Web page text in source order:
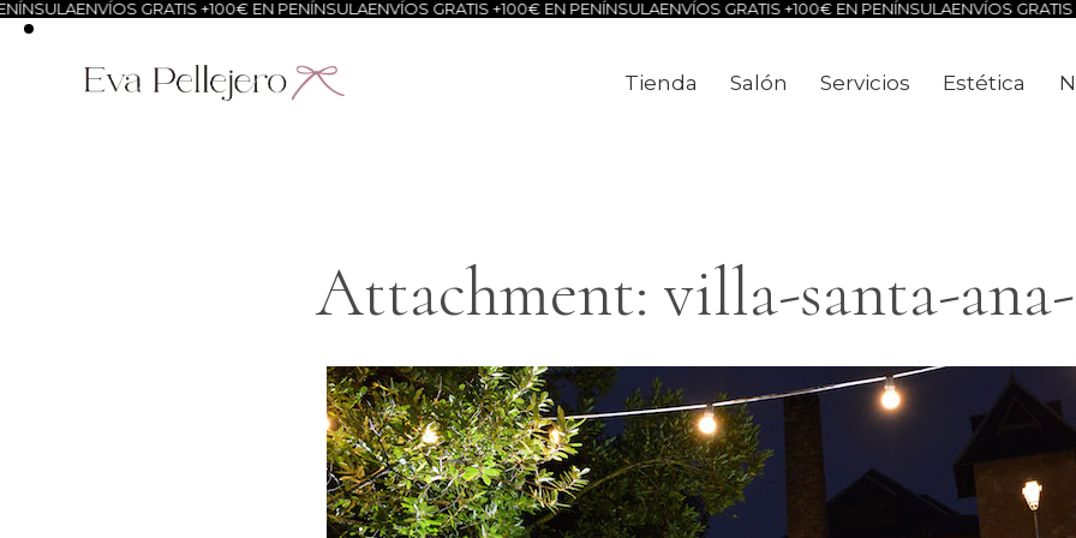
ENVÍOS GRATIS +100€ EN PENÍNSULAENVÍOS GRATIS +100€ EN PENÍNSULAENVÍOS GRATIS +100€ EN PENÍNSULAENVÍOS GRATIS
Tienda Salón Servicios Estética
Attachment: villa-santa-